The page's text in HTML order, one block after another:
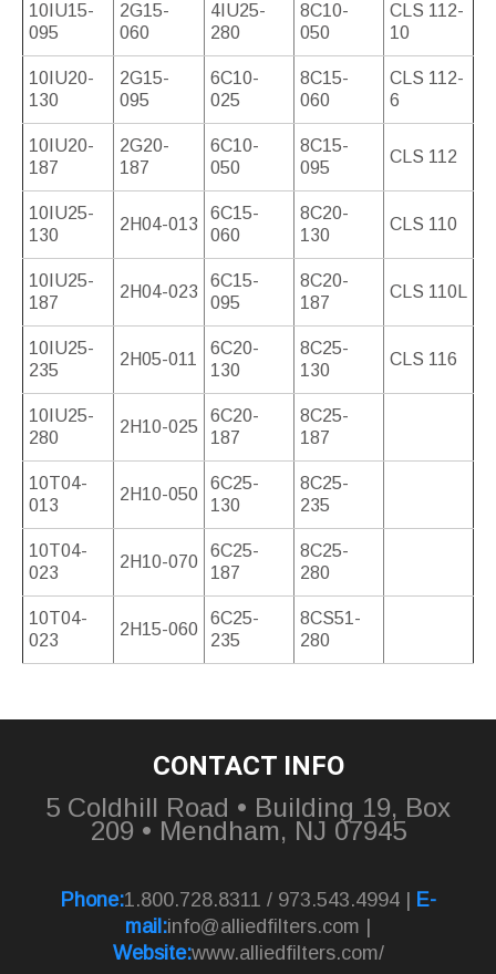
10IU15-
095
2G15-
060
4IU25-
280
8C10-
050
CLS 112-
10
10IU20-
130
2G15-
095
6C10-
025
8C15-
060
CLS 112-
6
10IU20-
187
2G20-
187
6C10-
050
8C15-
095
CLS 112
10IU25-
130
2H04-013
6C15-
060
8C20-
130
CLS 110
10IU25-
187
2H04-023
6C15-
095
8C20-
187
CLS 110L
10IU25-
235
2H05-011
6C20-
130
8C25-
130
CLS 116
10IU25-
280
2H10-025
6C20-
187
8C25-
187
10T04-
013
2H10-050
6C25-
130
8C25-
235
10T04-
023
2H10-070
6C25-
187
8C25-
280
10T04-
023
2H15-060
6C25-
235
8CS51-
280
CONTACT INFO
5 Coldhill Road • Building 19, Box
209 • Mendham, NJ 07945
Phone:1.800.728.8311 / 973.543.4994 |
E-
mail:info@alliedfilters.com
Website:www.alliedfilters.com/